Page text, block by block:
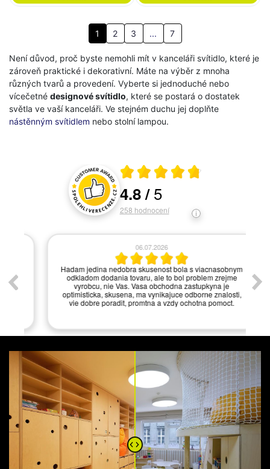
1 2 3 ... 7
Není důvod, proč byste nemohli mít v kanceláři svítidlo, které je
zároveň praktické i dekorativní. Máte na výběr z mnoha
různých tvarů a provedení. Vyberte si jednoduché nebo
vícečetné designové svítidlo, které se postará o dostatek
světla ve vaší kanceláři. Ve stejném duchu jej doplňte
nástěnným svítidlem nebo stolní lampou.
Hodnocení a recenze zákazníků
Průměrné hodnocení 4.8 z 5
4.8/5
258 hodnocení
06.07.2026
Hadam jedina nedobra skusenost bola s viacnasobnym
odkladom dodania tovaru, ale to bol problem zrejme
vyrobcu, nie Vas. Vasa obchodna zastupkyna je
optimisticka, skusena, ma vynikajuce odborne znalosti,
vie dobre poradit, promtna a vzdy ochotna pomoct.